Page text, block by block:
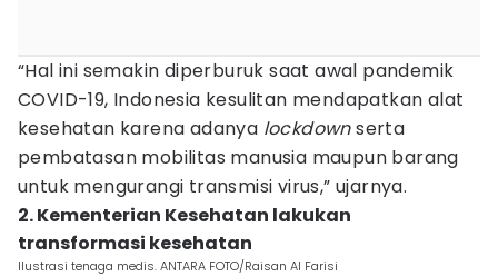
“Hal ini semakin diperburuk saat awal pandemik
COVID-19, Indonesia kesulitan mendapatkan alat
kesehatan karena adanya lockdownserta
pembatasan mobilitas manusia maupun barang
untuk mengurangi transmisi virus,” ujarnya.
2. Kementerian Kesehatan lakukan
transformasi kesehatan
Ilustrasi tenaga medis. ANTARA FOTO/Raisan Al Farisi